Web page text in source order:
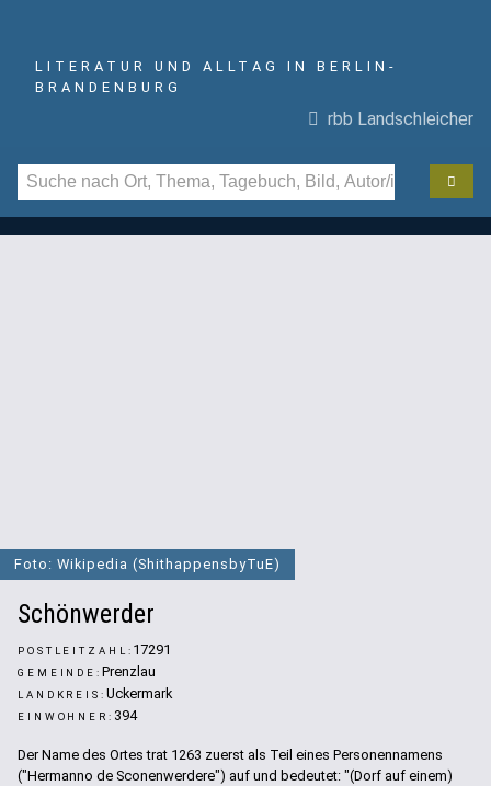
LITERATUR UND ALLTAG IN BERLIN-
BRANDENBURG
rbb Landschleicher
Foto: Wikipedia (ShithappensbyTuE)
Schönwerder
POSTLEITZAHL: 17291
GEMEINDE: Prenzlau
LANDKREIS: Uckermark
EINWOHNER: 394
Der Name des Ortes trat 1263 zuerst als Teil eines Personennamens
("Hermanno de Sconenwerdere") auf und bedeutet: "(Dorf auf einem)